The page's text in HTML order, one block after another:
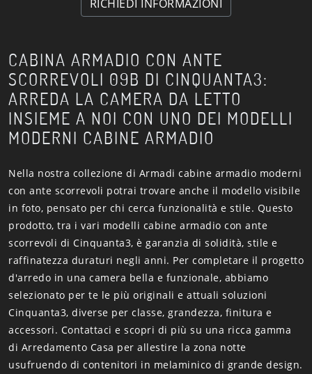
RICHIEDI INFORMAZIONI
CABINA ARMADIO CON ANTE
SCORREVOLI 09B DI CINQUANTA3:
ARREDA LA CAMERA DA LETTO
INSIEME A NOI CON UNO DEI MODELLI
MODERNI CABINE ARMADIO
Nella nostra collezione di Armadi cabine armadio moderni
con ante scorrevoli potrai trovare anche il modello visibile
in foto, pensato per chi cerca funzionalità e stile. Questo
prodotto, tra i vari modelli cabine armadio con ante
scorrevoli di Cinquanta3, è garanzia di solidità, stile e
raffinatezza duraturi negli anni. Per completare il progetto
d'arredo in una camera bella e funzionale, abbiamo
selezionato per te le più originali e attuali soluzioni
Cinquanta3, diverse per classe, grandezza, finitura e
accessori. Contattaci e scopri di più su una ricca gamma
di Arredamento Casa per allestire la zona notte
usufruendo di contenitori in melaminico di grande design.